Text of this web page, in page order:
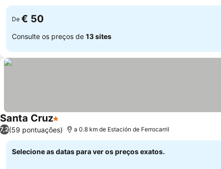
De € 50
Consulte os preços de 13 sites
Santa Cruz1 Estrelas
Ver preços
7,2(59 pontuações) a 0.8 km de Estación de Ferrocarril
Selecione as datas para ver os preços exatos.